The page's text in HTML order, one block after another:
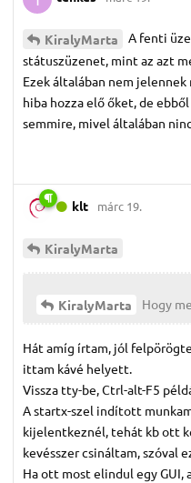
KiralyMarta
A fenti
státuszüzenet, mint az azt
Ezek általában nem
hiba hozza elő őket, de
semmire, mivel általában
klt márc 19.
KiralyMarta
KiralyMarta Hogy
Hát amíg írtam, jól
ittam kávé helyett.
Vissza tty-be, Ctrl-alt-F5
A startx-szel indított
kijelentkeznél, tehát kb ott
kevésszer csináltam, szóval
Ha ott most elindul egy GUI,